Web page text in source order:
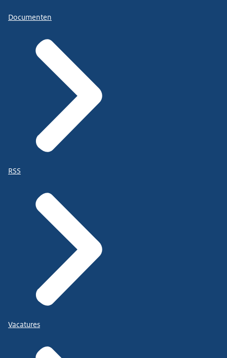
Documenten
RSS
Vacatures